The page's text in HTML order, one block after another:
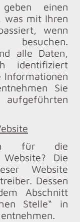
einen
was mit Ihren
wenn
alle Daten,
identifiziert
Informationen
Sie
aufgeführten
für die
Die
Website
Dessen
Abschnitt
Stelle“ in